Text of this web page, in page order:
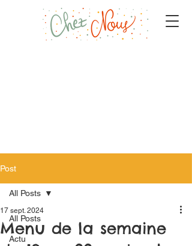
Post
All Posts
Actu
All Posts
Menu de la semaine
17 sept. 2024